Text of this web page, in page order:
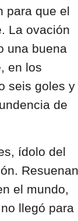
para que el
La ovación
una buena
en los
seis goles y
de
ídolo del
Resuenan
el mundo,
llegó para